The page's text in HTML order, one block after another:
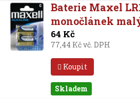
Baterie Maxel
monočlánek
64 Kč
77,44 Kč vč. DPH
Koupit
Skladem